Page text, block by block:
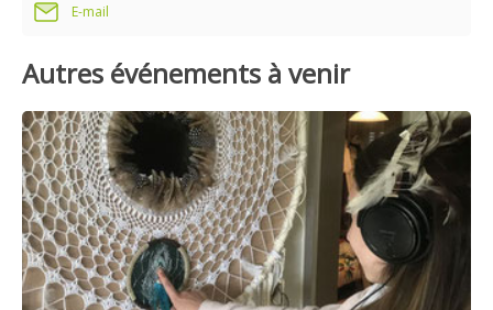
E-mail
Autres événements à venir